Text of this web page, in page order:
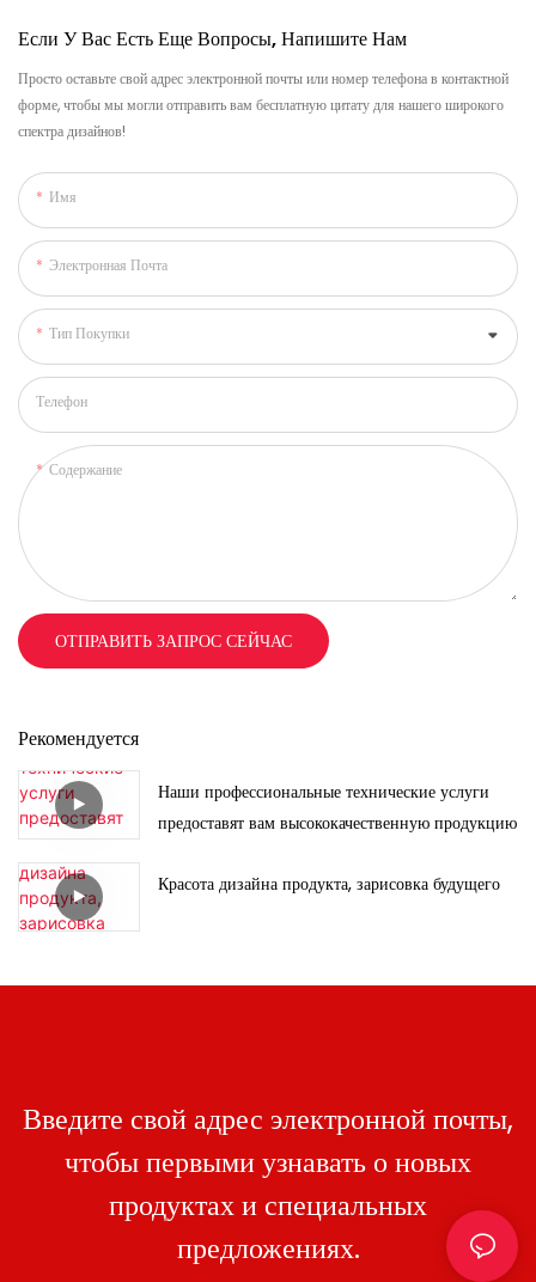
Если У Вас Есть Еще Вопросы, Напишите Нам
Просто оставьте свой адрес электронной почты или номер телефона в контактной
форме, чтобы мы могли отправить вам бесплатную цитату для нашего широкого
спектра дизайнов!
Имя
Электронная Почта
Тип Покупки
Телефон
Содержание
ОТПРАВИТЬ ЗАПРОС СЕЙЧАС
Рекомендуется
Наши профессиональные технические услуги
предоставят вам высококачественную продукцию
Красота дизайна продукта, зарисовка будущего
Введите свой адрес электронной почты,
чтобы первыми узнавать о новых
продуктах и ​​специальных
предложениях.